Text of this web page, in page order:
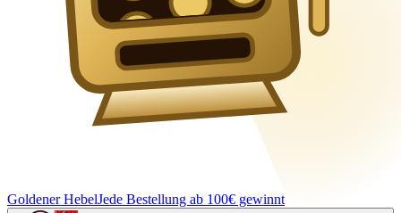
Goldener HebelJede Bestellung ab 100€ gewinnt